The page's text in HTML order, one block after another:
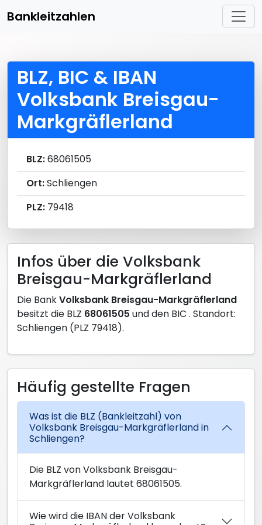
Bankleitzahlen
BLZ, BIC & IBAN
Volksbank Breisgau-
Markgräflerland
BLZ:68061505
Ort:Schliengen
PLZ: 79418
Infos über die Volksbank
Breisgau-Markgräflerland
Die BankVolksbank Breisgau-Markgräflerland
besitzt die BLZ 68061505 und den BIC . Standort:
Schliengen (PLZ 79418).
Häufig gestellte Fragen
Was ist die BLZ (Bankleitzahl) von
Volksbank Breisgau-Markgräflerland in
Schliengen?
Die BLZ von Volksbank Breisgau-
Markgräflerland lautet 68061505.
Wie wird die IBAN der Volksbank